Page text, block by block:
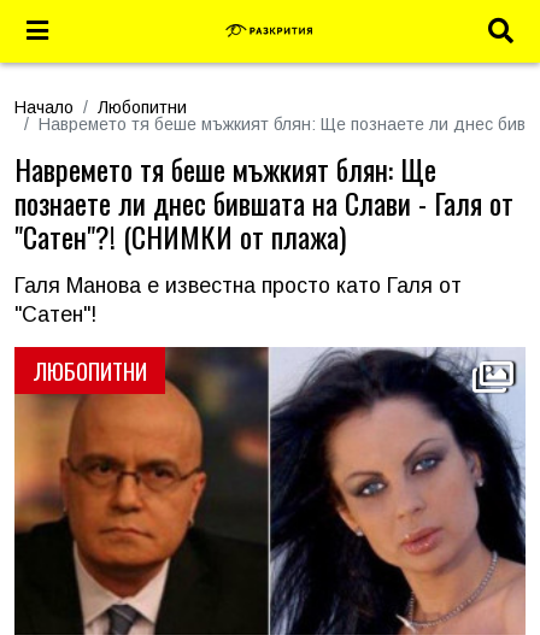
Начало
Любопитни
Навремето тя беше мъжкият блян: Ще познаете ли днес
ЛЮБОПИТНИ
Навремето тя беше мъжкият блян: Ще
познаете ли днес бившата на Слави - Галя от
"Сатен"?! (СНИМКИ от плажа)
Галя Манова е известна просто като Галя от
"Сатен"!